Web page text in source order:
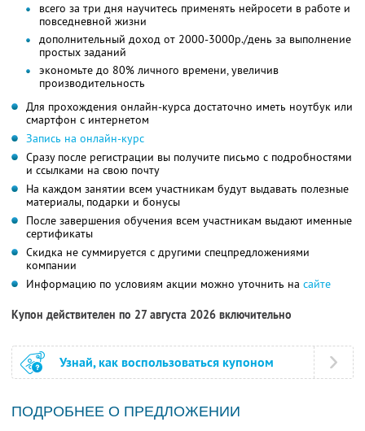
всего за три дня научитесь применять нейросети в работе и
повседневной жизни
дополнительный доход от 2000-3000р./день за выполнение
простых заданий
экономьте до 80% личного времени, увеличив
производительность
Для прохождения онлайн-курса достаточно иметь ноутбук или
смартфон с интернетом
Запись на онлайн-курс
Сразу после регистрации вы получите письмо с подробностями
и ссылками на свою почту
На каждом занятии всем участникам будут выдавать полезные
материалы, подарки и бонусы
После завершения обучения всем участникам выдают именные
сертификаты
Скидка не суммируется с другими спецпредложениями
компании
Информацию по условиям акции можно уточнить на сайте
Купон действителен по 27 августа 2026 включительно
Узнай, как воспользоваться купоном
ПОДРОБНЕЕ О ПРЕДЛОЖЕНИИ